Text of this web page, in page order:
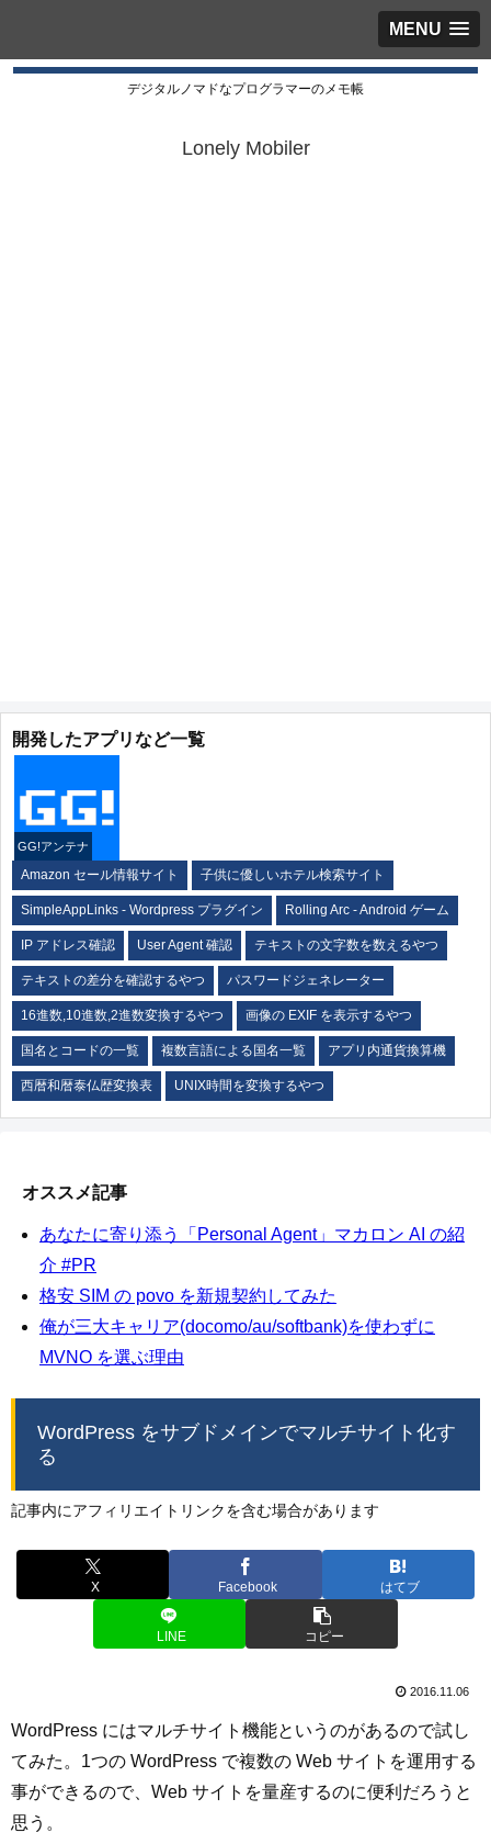
MENU
デジタルノマドなプログラマーのメモ帳
Lonely Mobiler
開発したアプリなど一覧
GG!アンテナ
Amazon セール情報サイト 子供に優しいホテル検索サイト
SimpleAppLinks - Wordpress プラグイン Rolling Arc - Android ゲーム
IP アドレス確認 User Agent 確認 テキストの文字数を数えるやつ
テキストの差分を確認するやつ パスワードジェネレーター
16進数,10進数,2進数変換するやつ 画像の EXIF を表示するやつ
国名とコードの一覧 複数言語による国名一覧 アプリ内通貨換算機
西暦和暦泰仏歴変換表 UNIX時間を変換するやつ
オススメ記事
あなたに寄り添う「Personal Agent」マカロン AI の紹
介 #PR
格安 SIM の povo を新規契約してみた
俺が三大キャリア(docomo/au/softbank)を使わずに
MVNO を選ぶ理由
WordPress をサブドメインでマルチサイト化す
る
記事内にアフィリエイトリンクを含む場合があります
X Facebook はてブ
LINE コピー
2016.11.06
WordPress にはマルチサイト機能というのがあるので試し
てみた。1つの WordPress で複数の Web サイトを運用する
事ができるので、Web サイトを量産するのに便利だろうと
思う。